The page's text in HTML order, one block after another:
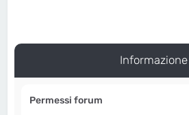
Informazione
Permessi forum